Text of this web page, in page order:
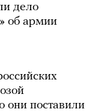
дело
об армии
они поставили